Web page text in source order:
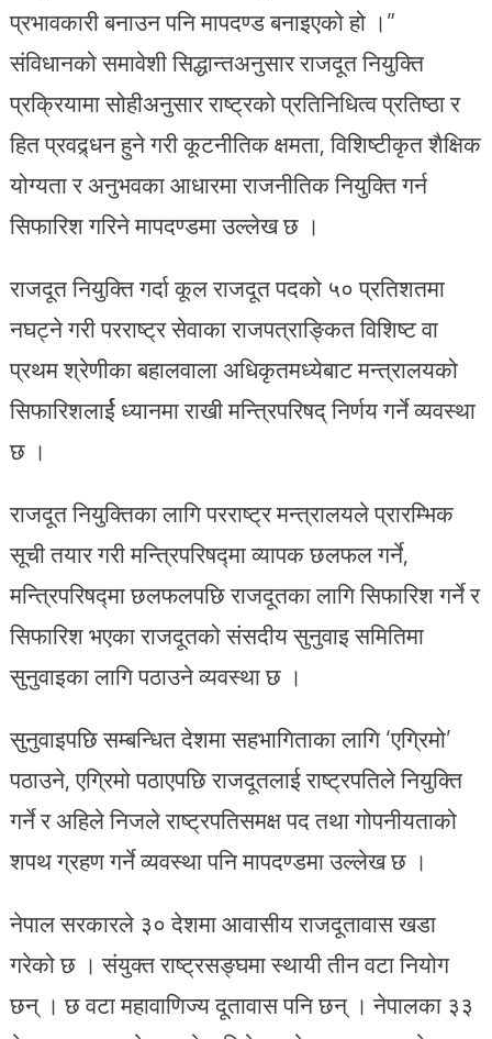
प्रभावकारी बनाउन पनि मापदण्ड बनाइएको हो ।”
संविधानको समावेशी सिद्धान्तअनुसार राजदूत नियुक्ति
प्रक्रियामा सोहीअनुसार राष्ट्रको प्रतिनिधित्व प्रतिष्ठा र
हित प्रवद्र्धन हुने गरी कूटनीतिक क्षमता, विशिष्टीकृत शैक्षिक
योग्यता र अनुभवका आधारमा राजनीतिक नियुक्ति गर्न
सिफारिश गरिने मापदण्डमा उल्लेख छ ।
राजदूत नियुक्ति गर्दा कूल राजदूत पदको ५० प्रतिशतमा
नघट्ने गरी परराष्ट्र सेवाका राजपत्राङ्कित विशिष्ट वा
प्रथम श्रेणीका बहालवाला अधिकृतमध्येबाट मन्त्रालयको
सिफारिशलार्ई ध्यानमा राखी मन्त्रिपरिषद् निर्णय गर्ने व्यवस्था
छ ।
राजदूत नियुक्तिका लागि परराष्ट्र मन्त्रालयले प्रारम्भिक
सूची तयार गरी मन्त्रिपरिषद्मा व्यापक छलफल गर्ने,
मन्त्रिपरिषद्मा छलफलपछि राजदूतका लागि सिफारिश गर्ने र
सिफारिश भएका राजदूतको संसदीय सुनुवाइ समितिमा
सुनुवाइका लागि पठाउने व्यवस्था छ ।
सुनुवाइपछि सम्बन्धित देशमा सहभागिताका लागि ‘एग्रिमो’
पठाउने, एग्रिमो पठाएपछि राजदूतलाई राष्ट्रपतिले नियुक्ति
गर्ने र अहिले निजले राष्ट्रपतिसमक्ष पद तथा गोपनीयताको
शपथ ग्रहण गर्ने व्यवस्था पनि मापदण्डमा उल्लेख छ ।
नेपाल सरकारले ३० देशमा आवासीय राजदूतावास खडा
गरेको छ । संयुक्त राष्ट्रसङ्घमा स्थायी तीन वटा नियोग
छन् । छ वटा महावाणिज्य दूतावास पनि छन् । नेपालका ३३